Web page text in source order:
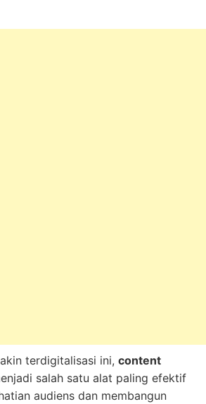
terdigitalisasi ini, content
salah satu alat paling efektif
audiens dan membangun